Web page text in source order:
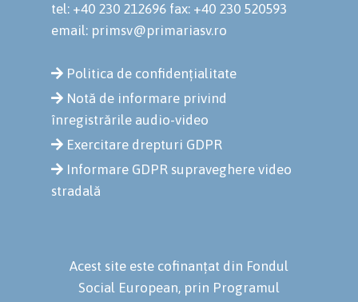
tel: +40 230 212696 fax: +40 230 520593
email: primsv@primariasv.ro
Politica de confidențialitate
Notă de informare privind
înregistrările audio-video
Exercitare drepturi GDPR
Informare GDPR supraveghere video
stradală
Acest site este cofinanțat din Fondul
Social European, prin Programul